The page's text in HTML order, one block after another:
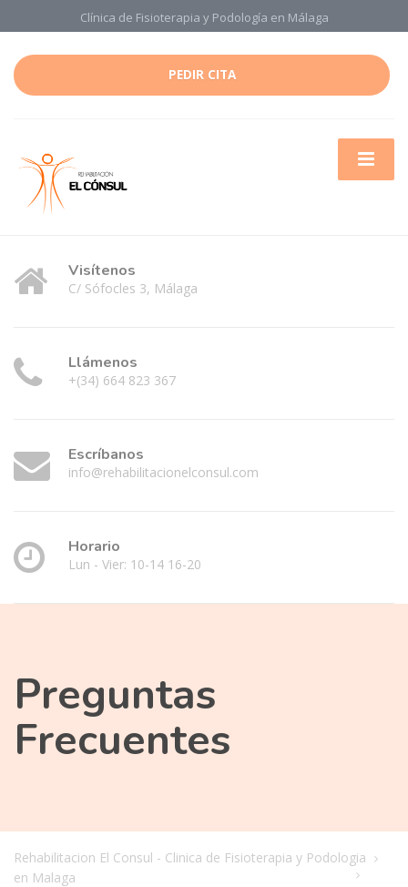
Clínica de Fisioterapia y Podología en Málaga
PEDIR CITA
Visítenos
C/ Sófocles 3, Málaga
Llámenos
+(34) 664 823 367
Escríbanos
info@rehabilitacionelconsul.com
Horario
Lun - Vier: 10-14 16-20
Preguntas
Frecuentes
Rehabilitacion El Consul - Clinica de Fisioterapia y Podologia
en Malaga